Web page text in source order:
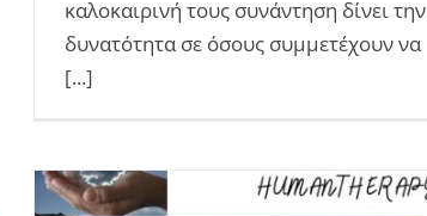
καλοκαιρινή τους συνάντηση δίνει την
δυνατότητα σε όσους συμμετέχουν να
[...]